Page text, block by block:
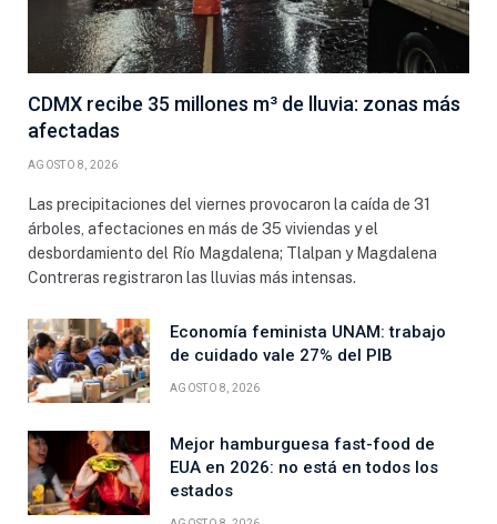
CDMX recibe 35 millones m³ de lluvia: zonas más
afectadas
AGOSTO 8, 2026
Las precipitaciones del viernes provocaron la caída de 31
árboles, afectaciones en más de 35 viviendas y el
desbordamiento del Río Magdalena; Tlalpan y Magdalena
Contreras registraron las lluvias más intensas.
Economía feminista UNAM: trabajo
de cuidado vale 27% del PIB
AGOSTO 8, 2026
Mejor hamburguesa fast-food de
EUA en 2026: no está en todos los
estados